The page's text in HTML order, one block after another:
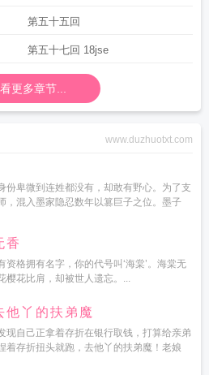
第五十五回
第五十七回 18jse
更多章节...
www.duzhuotxt.com
份卑微到连姓都没有，却敢有野心。为了支
，混入墨家隐忍数年以篡巨子之位。墨子
香
资格拥有名字，你的代号叫‘海棠’。海棠无
樱花比肩，却被世人遗忘。...
他丫的扶弟魔
现自己正拿着存折在银行取钱，打算给亲弟
着存折扭头就跑，去他丫的扶弟魔！老娘